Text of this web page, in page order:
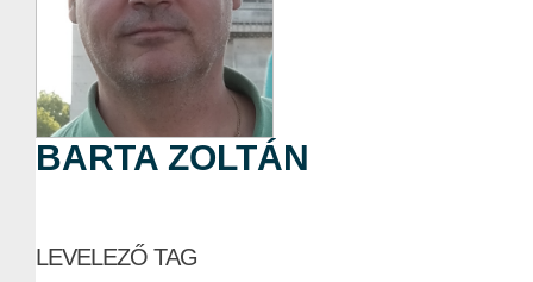
BARTA ZOLTÁN
LEVELEZŐ TAG